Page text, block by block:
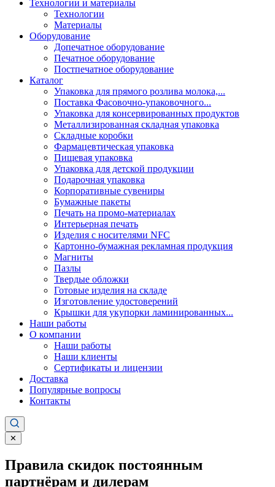
Технологии и материалы
Технологии
Материалы
Оборудование
Допечатное оборудование
Печатное оборудование
Постпечатное оборудование
Каталог
Упаковка для прямого розлива молока,...
Поставка Фасовочно-упаковочного...
Упаковка для консервированных продуктов
Металлизированная складная упаковка
Складные коробки
Фармацевтическая упаковка
Пищевая упаковка
Упаковка для детской продукции
Подарочная упаковка
Корпоративные сувениры
Бумажные пакеты
Печать на промо-материалах
Интерьерная печать
Изделия с носителями NFC
Картонно-бумажная рекламная продукция
Магниты
Пазлы
Твердые обложки
Готовые изделия на складе
Изготовление удостоверений
Крышки для укупорки ламинированных...
Наши работы
О компании
Наши работы
Наши клиенты
Сертификаты и лицензии
Доставка
Популярные вопросы
Контакты
✕
Правила скидок постоянным
партнёрам и дилерам